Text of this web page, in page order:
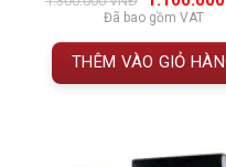
đánh giágốc
là:
1.300.000
Đã bao gồm VAT
THÊM VÀO GIỎ